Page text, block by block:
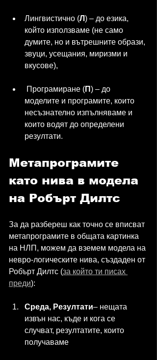
Лингвистично (Л) – до езика,
който използваме (не само
думите, но и вътрешните образи,
звуци, усещания, миризми и
вкусове),
Програмиране (П) – до
моделите и програмите, които
несъзнателно изпълняваме и
които водят до определени
резултати.
Метапрограмите
като нива в модела
на Робърт Дилтс
За да разбереш как точно се вписват
метапрограмите в общата картинка
на НЛП, можем да вземем модела на
невро-логическите нива, създаден от
Робърт Дилтс (за който ти писах
преди):
Среда, Резултати– нещата
извън нас, къде и кога се
случват, резултатите, които
получаваме